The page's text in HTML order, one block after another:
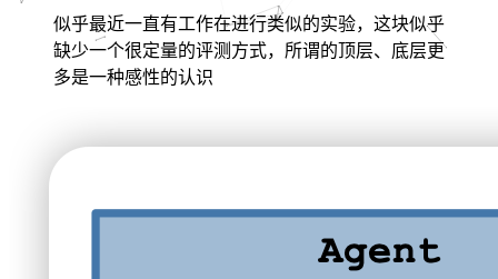
似乎最近一直有工作在进行类似的实验，这块似乎
缺少一个很定量的评测方式，所谓的顶层、底层更
多是一种感性的认识